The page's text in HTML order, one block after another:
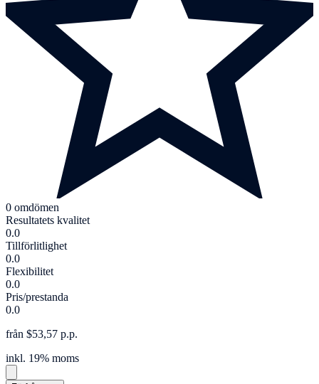
0 omdömen
Resultatets kvalitet
0.0
Tillförlitlighet
0.0
Flexibilitet
0.0
Pris/prestanda
0.0
från $53,57 p.p.
inkl. 19% moms